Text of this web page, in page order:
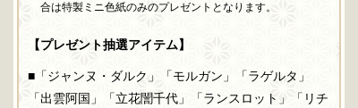
合は特製ミニ色紙のみのプレゼントとなります。
【プレゼント抽選アイテム】
■ 「ジャンヌ・ダルク」「モルガン」「ラゲルタ」
「出雲阿国」「立花誾千代」「ランスロット」「リチ